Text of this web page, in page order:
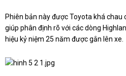
Phiên bản này được Toyota khá
giúp phân định rõ với các dòng
hiệu kỷ niệm 25 năm được gắn lên xe.